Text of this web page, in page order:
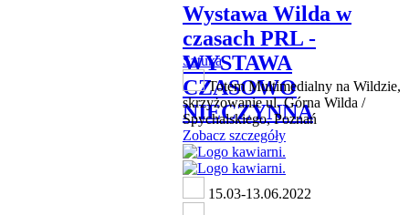
Wystawa Wilda w
czasach PRL -
WYSTAWA
CZASOWO
NIECZYNNA
Sztuka
Totem Multimedialny na Wildzie,
skrzyżowanie ul. Górna Wilda /
Spychalskiego, Poznań
Zobacz szczegóły
15.03-13.06.2022